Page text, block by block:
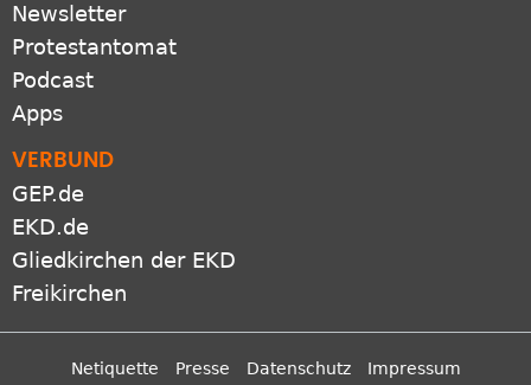
Newsletter
Protestantomat
Podcast
Apps
VERBUND
GEP.de
EKD.de
Gliedkirchen der EKD
Freikirchen
Netiquette Presse Datenschutz Impressum